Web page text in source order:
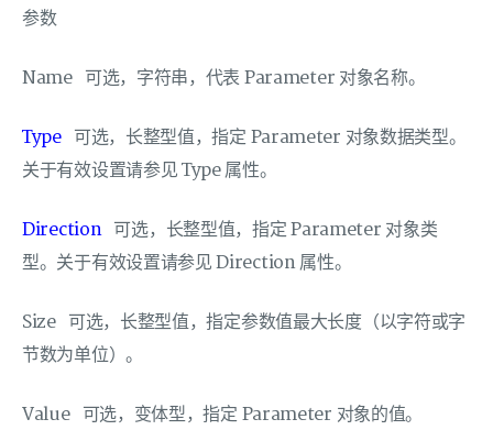
参数
Name 可选，字符串，代表 Parameter 对象名称。
Type 可选，长整型值，指定 Parameter 对象数据类型。
关于有效设置请参见 Type 属性。
Direction可选，长整型值，指定 Parameter 对象类
型。关于有效设置请参见 Direction 属性。
Size 可选，长整型值，指定参数值最大长度（以字符或字
节数为单位）。
Value 可选，变体型，指定 Parameter 对象的值。